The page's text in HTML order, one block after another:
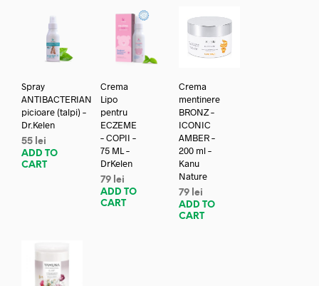
Spray
ANTIBACTERIAN
picioare (talpi) –
Dr.Kelen
55 lei
ADD TO
CART
Crema
Lipo
pentru
ECZEME
– COPII –
75 ML –
DrKelen
79 lei
ADD TO
CART
Crema
mentinere
BRONZ –
ICONIC
AMBER –
200 ml –
Kanu
Nature
79 lei
ADD TO
CART